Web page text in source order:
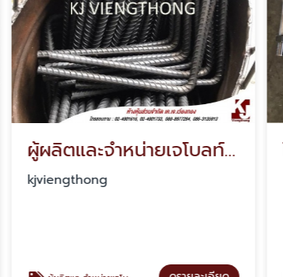
ผู้ผลิตและจำหน่ายเจโบลท์ เพลท ราคาโรงงาน
kjviengthong